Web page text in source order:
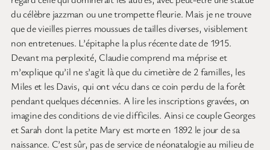
du célèbre jazzman ou une trompette fleurie. Mais je ne trouve
que de vieilles pierres moussues de tailles diverses, visiblement
non entretenues. L’épitaphe la plus récente date de 1915.
Devant ma perplexité, Claudie comprend ma méprise et
m’explique qu’il ne s’agit là que du cimetière de 2 familles, les
Miles et les Davis, qui ont vécu dans ce coin perdu de la forêt
pendant quelques décennies. A lire les inscriptions gravées, on
imagine des conditions de vie difficiles. Ainsi ce couple Georges
et Sarah dont la petite Mary est morte en 1892 le jour de sa
naissance. C’est sûr, pas de service de néonatalogie au milieu de